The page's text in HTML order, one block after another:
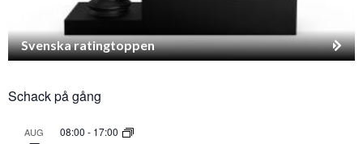
Svenska ratingtoppen
Schack på gång
AUG 08:00 - 17:00